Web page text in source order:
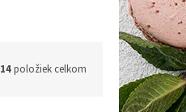
14položiek celkom